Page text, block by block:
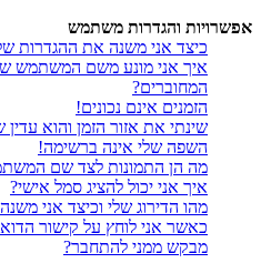
אפשרויות והגדרות משתמש
כיצד אני משנה את ההגדרות
איך אני מונע משם המשתמש
המחוברים?
הזמנים אינם נכונים!
שינתי את אזור הזמן והוא עדין
השפה שלי אינה ברשימה!
מה הן התמונות לצד שם
איך אני יכול להציג סמל אישי?
מהו הדירוג שלי וכיצד אני
כאשר אני לוחץ על קישור
מבקש ממני להתחבר?